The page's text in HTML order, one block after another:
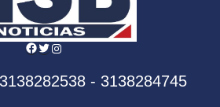
Facebook
Twitter
Instagram
- 3138284745